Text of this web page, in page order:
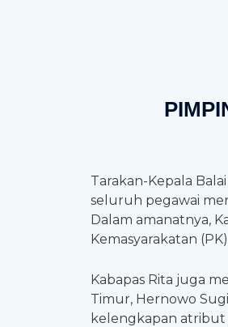
Tarakan-Kepala
seluruh pegawai
Dalam amanatnya,
Kemasyarakatan
Kabapas Rita juga
Timur, Hernowo
kelengkapan atribut